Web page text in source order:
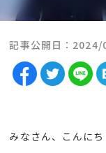
記事公開日：
みなさん、こんにち